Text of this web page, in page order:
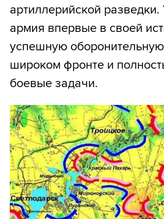
артиллерийской
армия впервые в своей
успешную
широком фронте и
боевые задачи.